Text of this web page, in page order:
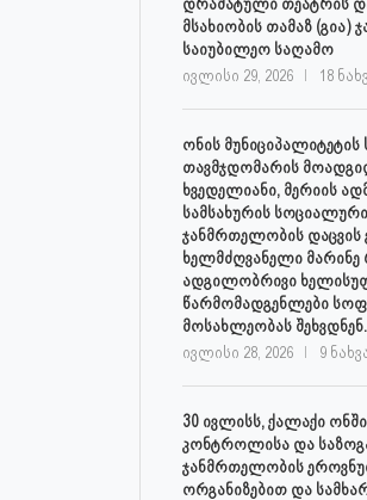
მსახიობის თამაზ (გია)
საიუბილეო საღამო
ივლისი 29, 2026 18
ონის
თავმჯდომარის
ხვედელიანი, მერიის
სამსახურის
ჯანმრთელობის
ხელმძღვანელი მარინე
ადგილობრივი
წარმომადგენლები
მოსახლეობას შეხვდნენ.
ივლისი 28, 2026 9
30 ივლისს, ქალაქი
კონტროლისა და
ჯანმრთელობის
ორგანიზებით და